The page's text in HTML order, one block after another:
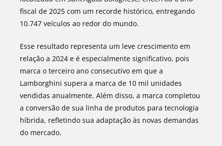
fiscal de 2025 com um recorde histórico, entregando
10.747 veículos ao redor do mundo.
Esse resultado representa um leve crescimento em
relação a 2024 e é especialmente significativo, pois
marca o terceiro ano consecutivo em que a
Lamborghini supera a marca de 10 mil unidades
vendidas anualmente. Além disso, a marca completou
a conversão de sua linha de produtos para tecnologia
híbrida, refletindo sua adaptação às novas demandas
do mercado.